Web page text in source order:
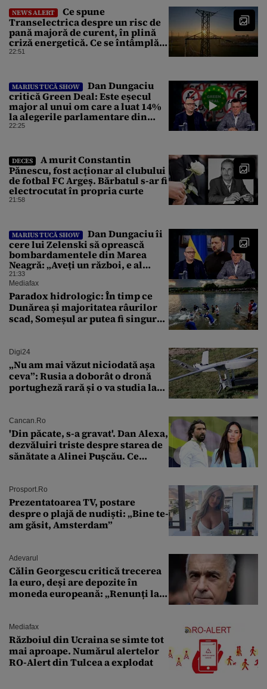
NEWS ALERT
Ce spune
Transelectrica despre un risc de
pană majoră de curent, în plină
criză energetică. Ce se întâmplă
cu Sistemul Electroenergetic
22:51
MARIUS TUCĂ SHOW
Dan Dungaciu
critică Green Deal: Este eșecul
major al unui om care a luat 14%
la alegerile parlamentare din
Olanda
22:25
DECES
A murit Constantin
Pănescu, fost acționar al clubului
de fotbal FC Argeș. Bărbatul s-ar fi
electrocutat în propria curte
21:58
MARIUS TUCĂ SHOW
Dan Dungaciu îi
cere lui Zelenski să oprească
bombardamentele din Marea
Neagră: „Aveți un război, e al
vostru, dar lăsați restul să
circule”
21:33
Mediafax
Paradox hidrologic: În timp ce
Dunărea și majoritatea râurilor
scad, Someșul ar putea fi singurul
Digi24
„Nu am mai văzut niciodată așa
ceva”: Rusia a doborât o dronă
portugheză rară și o va studia la
Cancan.ro
'Din păcate, s-a gravat'. Dan Alexa,
dezvăluiri triste despre starea de
sănătate a Alinei Pușcău. Ce
Prosport.ro
Prezentatoarea TV, postare
despre o plajă de nudiști: „Bine te-
am găsit, Amsterdam”
Adevarul
Călin Georgescu critică trecerea
la euro, deși are depozite în
moneda europeană: „Renunți la
Mediafax
Războiul din Ucraina se simte tot
mai aproape. Numărul alertelor
RO-Alert din Tulcea a explodat